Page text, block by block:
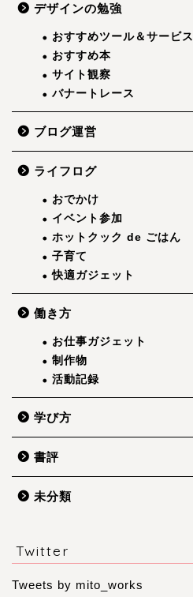
デザインの勉強
おすすめツール＆サービス
おすすめ本
サイト観察
バナートレース
ブログ運営
ライフログ
おでかけ
イベント参加
ホットクック de ごはん
子育て
快適ガジェット
働き方
お仕事ガジェット
制作物
活動記録
学び方
書評
未分類
Twitter
Tweets by mito_works